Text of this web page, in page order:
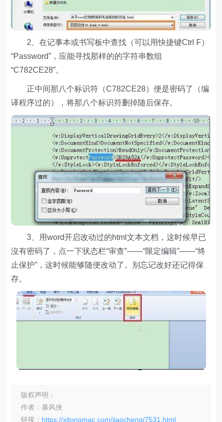
2、在记事本或书写板中查找（可以用快捷键Ctrl F）
“Password”，应能寻找那样的的字符串数组
“C782CE28”。
正中间那八个标识符（C782CE28）便是密码了（编
译程序过的），将那八个标识符删掉随后保存。
3、用word开启改动过的html文本文档，这时候早已
沒有密码了，点一下状态栏“审查”——“限定编辑”——“终
止保护”，这时候能够随便改动了。别忘记改好还记得保
存。
版权声明：
作者：暴风侠
链接： https://xitongmac.com/jiaocheng/7531.html